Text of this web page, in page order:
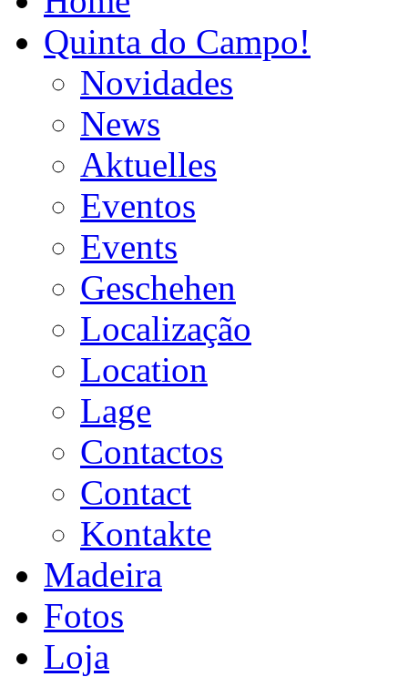
Quinta do Campo!
Novidades
News
Aktuelles
Eventos
Events
Geschehen
Localização
Location
Lage
Contactos
Contact
Kontakte
Madeira
Fotos
Loja